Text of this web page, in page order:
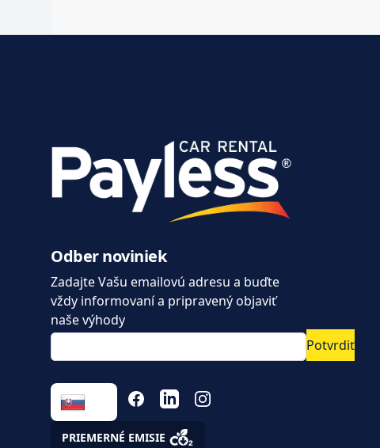
Odber noviniek
Zadajte Vašu emailovú adresu a buďte
vždy informovaní a pripravený objaviť
naše výhody
Potvrdiť
FACEBOOKLINKEDININSTAGRAM
PRIEMERNÉ EMISIE